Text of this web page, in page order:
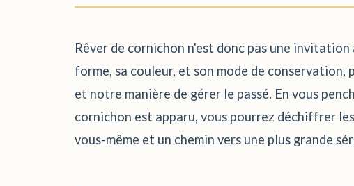
Rêver de cornichon n'est donc pas une
forme, sa couleur, et son mode de
et notre manière de gérer le passé. En vous
cornichon est apparu, vous pourrez déchiffrer
vous-même et un chemin vers une plus grande